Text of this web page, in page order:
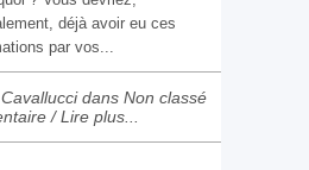
déjà avoir eu ces
par vos...
dans Non classé
/Lire plus...